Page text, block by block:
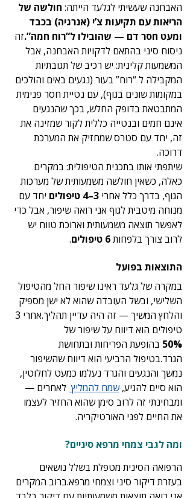
האבחנה שעשיתי לגלעד הייתה: חולשה של
הריאות עם תקיעות צ’י (אנרגיה) בכבד
ומעט חסר דם — שהובילו ל“רוח חמה”.זה
ניסוח סיני בהתאם לדקויות האבחנה, אבל
המשמעות קלינית: יש רכיב של תגובתיות
המקבילה ל “רוח” בעור (נגעים באים והולכים
במקומות שונים בגוף), עם נטיית חסר פנימית
המתבטאת בדופק החלש, בכך שהנגעים
אינם חמים ובנטייה כללית לקור שמזינה את
זה, יחד עם סטרס שמחזיק את המערכת
דרוכה.
שיתפתי אותו בתכנית הטיפולית: במקרים
כאלה, כשאין חולשה משמעותית של מערכות
הגוף, בדרך כלל אחרי 3–4 טיפולים
יחד עם
מנוחה מיטבית לגוף אני רואה שיפור, אבל כדי
לאפשר תוצאה משמעותית וארוכת טווח יש
לרוב צורך בלפחות 6 טיפולים .
התוצאות בפועל
במקרה של גלעד ראינו שיפור החל מהטיפול
השלישי, ובשל העובדה שהוא לא ישן מספיק
טיפולים הוא דיווח על שיפור של
50% בהופעת הפריחות ובתחושת
הגרד.בטיפול הרביעי הוא דיווח שהשיפור
נמשך והנגעים והגרד נעלמו כמעט לחלוטין,
הוא סיים להגיע, שמח להמליץ לאחרים —
ומבחינתי זה לרוב סימן שהוא החזיר לעצמו
את החיים לפני האורטיקריה.
ומה לגבי צמחי מרפא סיניים?
הרפואה הסינית מטפלת בשלל נושאים
בעזרת דיקור סיני וצמחי מרפא.ברוב המקרים